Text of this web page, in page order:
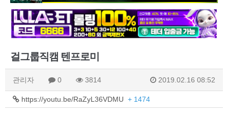
걸그룹직캠 텐프로미
관리자 0 3814 2019.02.16 08:52
https://youtu.be/RaZyL36VDMU + 1474